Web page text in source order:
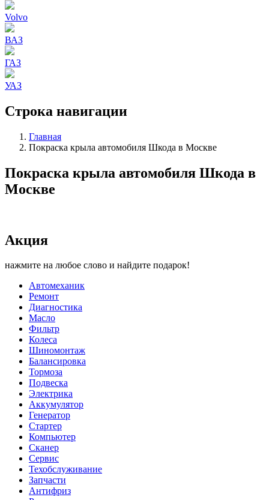
Volvo
ВАЗ
ГАЗ
УАЗ
Строка навигации
Главная
Покраска крыла автомобиля Шкода в Москве
Покраска крыла автомобиля Шкода в
Москве
Акция
нажмите на любое слово и найдите подарок!
Автомеханик
Ремонт
Диагностика
Масло
Фильтр
Колеса
Шиномонтаж
Балансировка
Тормоза
Подвеска
Электрика
Аккумулятор
Генератор
Стартер
Компьютер
Сканер
Сервис
Техобслуживание
Запчасти
Антифриз